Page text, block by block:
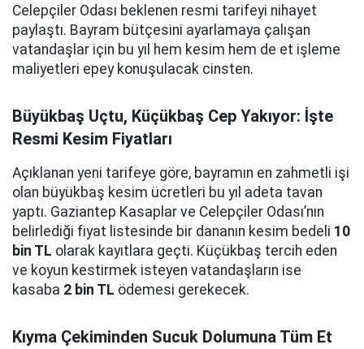
Celepçiler Odası beklenen resmi tarifeyi nihayet
paylaştı. Bayram bütçesini ayarlamaya çalışan
vatandaşlar için bu yıl hem kesim hem de et işleme
maliyetleri epey konuşulacak cinsten.
Büyükbaş Uçtu, Küçükbaş Cep Yakıyor: İşte
Resmi Kesim Fiyatları
Açıklanan yeni tarifeye göre, bayramın en zahmetli işi
olan büyükbaş kesim ücretleri bu yıl adeta tavan
yaptı. Gaziantep Kasaplar ve Celepçiler Odası’nın
belirlediği fiyat listesinde bir dananın kesim bedeli 10
bin TL olarak kayıtlara geçti. Küçükbaş tercih eden
ve koyun kestirmek isteyen vatandaşların ise
kasaba 2 bin TL ödemesi gerekecek.
Kıyma Çekiminden Sucuk Dolumuna Tüm Et